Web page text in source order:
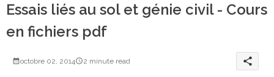
Essais liés au sol et génie civil - Cours
en fichiers pdf
octobre 02, 2014 2 minute read share